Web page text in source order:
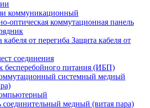
коммуникационный
оптическая коммутационная панель
Защита кабеля от
соединения
бесперебойного питания (ИБП)
системный медный